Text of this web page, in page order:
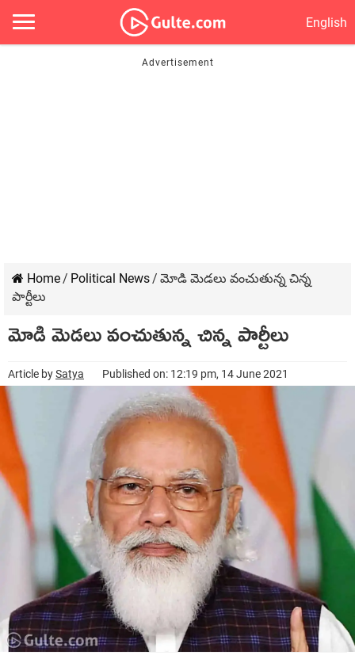
English
Home/ Political News/ మోడి మెడలు వంచుతున్న చిన్న
పార్టీలు
మోడి మెడలు వంచుతున్న చిన్న పార్టీలు
Article bySatya Published on: 12:19 pm, 14 June 2021